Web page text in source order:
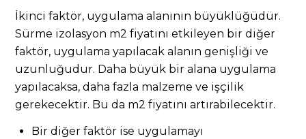
İkinci faktör, uygulama alanının büyüklüğüdür.
Sürme izolasyon m2 fiyatını etkileyen bir diğer
faktör, uygulama yapılacak alanın genişliği ve
uzunluğudur. Daha büyük bir alana uygulama
yapılacaksa, daha fazla malzeme ve işçilik
gerekecektir. Bu da m2 fiyatını artırabilecektir.
Bir diğer faktör ise uygulamayı